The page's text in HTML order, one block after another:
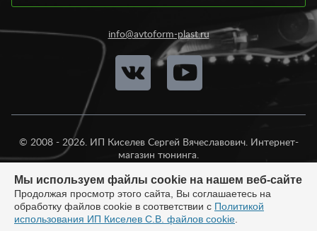
info@avtoform-plast.ru
© 2008 - 2026. ИП Киселев Сергей Вячеславович. Интернет-
магазин тюнинга.
Мы используем файлы cookie на нашем веб-сайте
Продолжая просмотр этого сайта, Вы соглашаетесь на
обработку файлов cookie в соответствии с Политикой
использования ИП Киселев С.В. файлов cookie